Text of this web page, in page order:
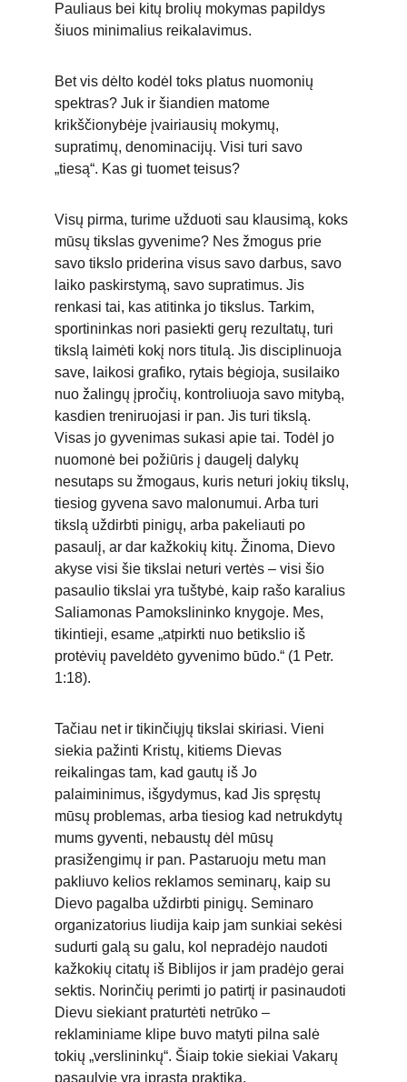
Pauliaus bei kitų brolių mokymas papildys
šiuos minimalius reikalavimus.
Bet vis dėlto kodėl toks platus nuomonių
spektras? Juk ir šiandien matome
krikščionybėje įvairiausių mokymų,
supratimų, denominacijų. Visi turi savo
„tiesą“. Kas gi tuomet teisus?
Visų pirma, turime užduoti sau klausimą, koks
mūsų tikslas gyvenime? Nes žmogus prie
savo tikslo priderina visus savo darbus, savo
laiko paskirstymą, savo supratimus. Jis
renkasi tai, kas atitinka jo tikslus. Tarkim,
sportininkas nori pasiekti gerų rezultatų, turi
tikslą laimėti kokį nors titulą. Jis disciplinuoja
save, laikosi grafiko, rytais bėgioja, susilaiko
nuo žalingų įpročių, kontroliuoja savo mitybą,
kasdien treniruojasi ir pan. Jis turi tikslą.
Visas jo gyvenimas sukasi apie tai. Todėl jo
nuomonė bei požiūris į daugelį dalykų
nesutaps su žmogaus, kuris neturi jokių tikslų,
tiesiog gyvena savo malonumui. Arba turi
tikslą uždirbti pinigų, arba pakeliauti po
pasaulį, ar dar kažkokių kitų. Žinoma, Dievo
akyse visi šie tikslai neturi vertės – visi šio
pasaulio tikslai yra tuštybė, kaip rašo karalius
Saliamonas Pamokslininko knygoje. Mes,
tikintieji, esame „atpirkti nuo betikslio iš
protėvių paveldėto gyvenimo būdo.“ (1 Petr.
1:18).
Tačiau net ir tikinčiųjų tikslai skiriasi. Vieni
siekia pažinti Kristų, kitiems Dievas
reikalingas tam, kad gautų iš Jo
palaiminimus, išgydymus, kad Jis spręstų
mūsų problemas, arba tiesiog kad netrukdytų
mums gyventi, nebaustų dėl mūsų
prasižengimų ir pan. Pastaruoju metu man
pakliuvo kelios reklamos seminarų, kaip su
Dievo pagalba uždirbti pinigų. Seminaro
organizatorius liudija kaip jam sunkiai sekėsi
sudurti galą su galu, kol nepradėjo naudoti
kažkokių citatų iš Biblijos ir jam pradėjo gerai
sektis. Norinčių perimti jo patirtį ir pasinaudoti
Dievu siekiant praturtėti netrūko –
reklaminiame klipe buvo matyti pilna salė
tokių „verslininkų“. Šiaip tokie siekiai Vakarų
pasaulyje yra įprasta praktika.